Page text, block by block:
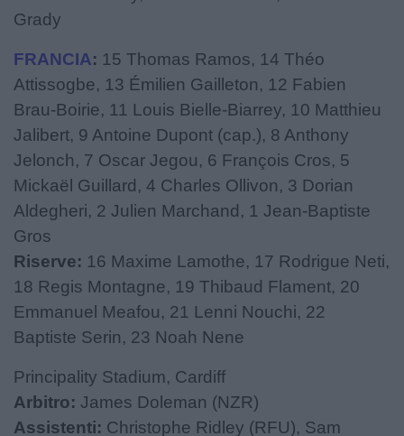
Grady
FRANCIA: 15 Thomas Ramos, 14 Théo
Attissogbe, 13 Émilien Gailleton, 12 Fabien
Brau-Boirie, 11 Louis Bielle-Biarrey, 10 Matthieu
Jalibert, 9 Antoine Dupont (cap.), 8 Anthony
Jelonch, 7 Oscar Jegou, 6 François Cros, 5
Mickaël Guillard, 4 Charles Ollivon, 3 Dorian
Aldegheri, 2 Julien Marchand, 1 Jean-Baptiste
Gros
Riserve: 16 Maxime Lamothe, 17 Rodrigue Neti,
18 Regis Montagne, 19 Thibaud Flament, 20
Emmanuel Meafou, 21 Lenni Nouchi, 22
Baptiste Serin, 23 Noah Nene
Principality Stadium, Cardiff
Arbitro: James Doleman (NZR)
Assistenti: Christophe Ridley (RFU), Sam